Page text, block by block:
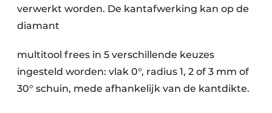
verwerkt worden. De kantafwerking kan op de
diamant
multitool frees in 5 verschillende keuzes
ingesteld worden: vlak 0°, radius 1, 2 of 3 mm of
30° schuin, mede afhankelijk van de kantdikte.